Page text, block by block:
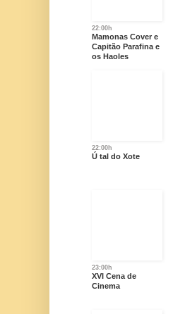
Mamonas Cover e
Capitão Parafina e
os Haoles
22:00h
Ú tal do Xote
22:00h
XVI Cena de
Cinema
23:00h